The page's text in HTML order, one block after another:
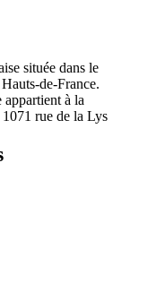
située dans le
de-France.
à la
rue de la Lys